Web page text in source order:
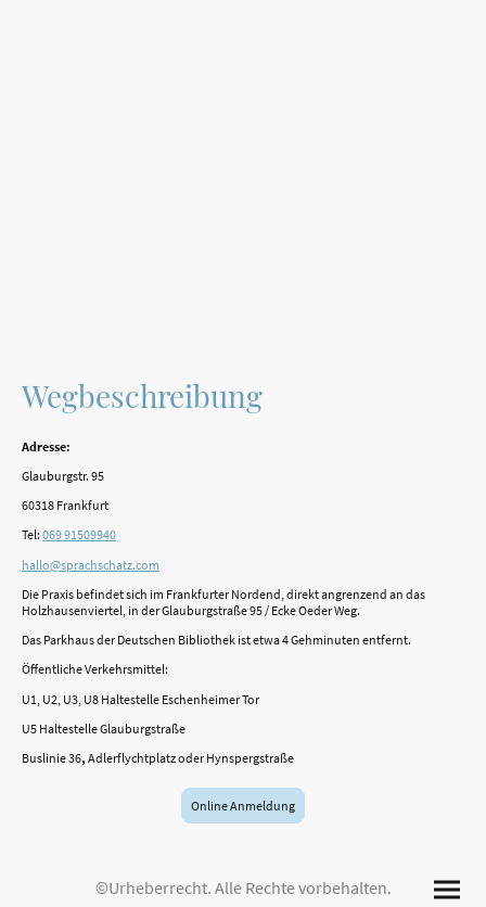
Wegbeschreibung
Adresse:
Glauburgstr. 95
60318 Frankfurt
Tel: 069 91509940
hallo@sprachschatz.com
Die Praxis befindet sich im Frankfurter Nordend, direkt angrenzend an das
Holzhausenviertel, in der Glauburgstraße 95 / Ecke Oeder Weg.
Das Parkhaus der Deutschen Bibliothek ist etwa 4 Gehminuten entfernt.
Öffentliche Verkehrsmittel:
U1, U2, U3, U8 Haltestelle Eschenheimer Tor
U5 Haltestelle Glauburgstraße
Buslinie 36, Adlerflychtplatz oder Hynspergstraße
Online Anmeldung
©Urheberrecht. Alle Rechte vorbehalten.